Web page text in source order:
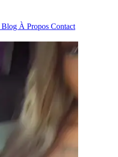
Blog À Propos Contact